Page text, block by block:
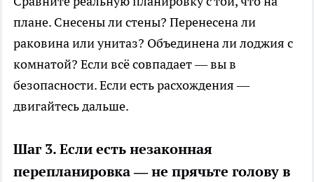
плане. Снесены ли стены? Перенесена ли
раковина или унитаз? Объединена ли лоджия с
комнатой? Если всё совпадает — вы в
безопасности. Если есть расхождения —
двигайтесь дальше.
Шаг 3. Если есть незаконная
перепланировка — не прячьте голову в